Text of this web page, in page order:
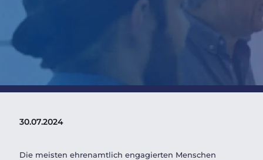
BUJ-Ehrennadel - Wer wird
30.07.2024
Die meisten ehrenamtlich engagierten Menschen